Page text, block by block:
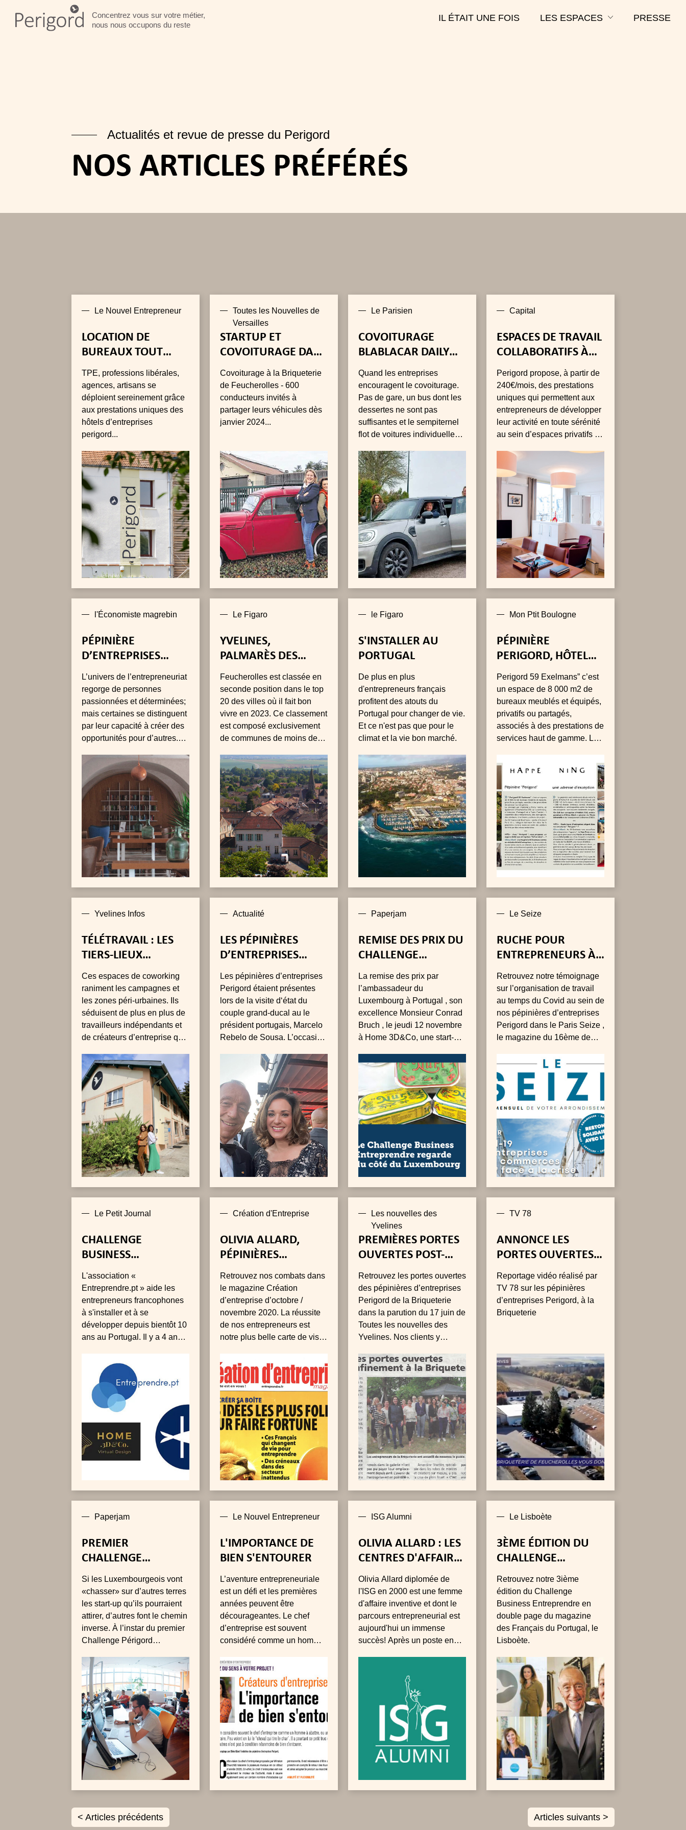
Concentrez vous sur votre métier,
nous nous occupons du reste
IL ÉTAIT UNE FOIS LES ESPACES PRESSE
Actualités et revue de presse du Perigord
NOS ARTICLES PRÉFÉRÉS
Le Nouvel Entrepreneur
LOCATION DE
BUREAUX TOUT
INCLUS À PRIX
MODÉRÉ EN RÉGION
PARISIENNE
TPE, professions libérales,
agences, artisans se
déploient sereinement grâce
aux prestations uniques des
hôtels d’entreprises
perigord...
Toutes les Nouvelles de
Versailles
STARTUP ET
COVOITURAGE DANS
LES YVELINES GRÂCE
AU PERIGORD
Covoiturage à la Briqueterie
de Feucherolles - 600
conducteurs invités à
partager leurs véhicules dès
janvier 2024...
Le Parisien
COVOITURAGE
BLABLACAR DAILY
PLAINE DE
VERSAILLES
Quand les entreprises
encouragent le covoiturage.
Pas de gare, un bus dont les
dessertes ne sont pas
suffisantes et le sempiternel
flot de voitures individuelles
Feucherolles, ce constat a
conduit deux entreprises à
sceller un accord pour
favoriser le covoiturage de
leurs salariés.
Capital
ESPACES DE TRAVAIL
COLLABORATIFS À
PARIS
Perigord propose, à partir de
240€/mois, des prestations
uniques qui permettent aux
entrepreneurs de développer
leur activité en toute sérénité
au sein d’espaces privatifs de
l'Économiste magrebin
PÉPINIÈRE
D’ENTREPRISES
PARC DU BELVÉDÈRE
À TUNIS
L’univers de l’entrepreneuriat
regorge de personnes
passionnées et déterminées;
mais certaines se distinguent
par leur capacité à créer des
opportunités pour d’autres.
figures inspirantes, une
entrepreneure visionnaire...
Le Figaro
YVELINES,
PALMARÈS DES
VILLES OÙ IL FAIT
BON VIVRE
Feucherolles est classée en
seconde position dans le top
20 des villes où il fait bon
vivre en 2023. Ce classement
est composé exclusivement
de communes de moins de
révèlent, dans l'ensemble,
avoir de très bons résultats
en termes de sécurité et de
taux de commerces par
habitant.
le Figaro
S'INSTALLER AU
PORTUGAL
De plus en plus
d'entrepreneurs français
profitent des atouts du
Portugal pour changer de vie.
Et ce n'est pas que pour le
climat et la vie bon marché.
Mon Ptit Boulogne
PÉPINIÈRE
PERIGORD, HÔTEL
D’ENTREPRISES
ÉQUIPÉS
Perigord 59 Exelmans” c’est
un espace de 8 000 m2 de
bureaux meublés et équipés,
privatifs ou partagés,
associés à des prestations de
services haut de gamme. Le
16ème, et également à
Feucherolles (78), au
Luxembourg, à Lisbonne
(Portugal) et à Tunis
(Tunisie).
Yvelines Infos
TÉLÉTRAVAIL : LES
TIERS-LIEUX
S’ANCRENT DANS LES
YVELINES
Ces espaces de coworking
raniment les campagnes et
les zones péri-urbaines. Ils
séduisent de plus en plus de
travailleurs indépendants et
de créateurs d’entreprise qui
« faire » ensemble. C’était
déjà le cas avant la crise
sanitaire, mais depuis le
confinement le rapport des
Français au travail et à
l’entreprise, connaît une
mutation sans précédent.
Actualité
LES PÉPINIÈRES
D’ENTREPRISES
PERIGORD ÉTAIENT
PRÉSENTES LORS DE
LA VISITE D‘ÉTAT DU
COUPLE GRAND-
DUCAL
Les pépinières d’entreprises
Perigord étaient présentes
lors de la visite d‘état du
couple grand-ducal au le
président portugais, Marcelo
Rebelo de Sousa. L’occasion
réaffirmer, une fois encore,
l’amitié forte qui les unit : ce
lien bilatéral sans équivalent.
Paperjam
REMISE DES PRIX DU
CHALLENGE
PERIGORD
LUXEMBOURG !
La remise des prix par
l’ambassadeur du
Luxembourg à Portugal , son
excellence Monsieur Conrad
Bruch , le jeudi 12 novembre
à Home 3D&Co, une start-up
Caroline Ruszkiewicz , qui
réalise des visites
immobilières en 3D et des
missions de home staging
virtuelles.
Le Seize
RUCHE POUR
ENTREPRENEURS À
PARIS 16ÈME
Retrouvez notre témoignage
sur l’organisation de travail
au temps du Covid au sein de
nos pépinières d’entreprises
Perigord dans le Paris Seize ,
le magazine du 16ème de
Le Petit Journal
CHALLENGE
BUSINESS
ENTREPRENDRE -
LES FINALISTES
L'association «
Entreprendre.pt » aide les
entrepreneurs francophones
à s'installer et à se
développer depuis bientôt 10
ans au Portugal. Il y a 4 ans,
Business Entreprendre »
avec un comité de
personnalités du monde
fiscal, juridique, social et
économique qui s'est étoffé
au cours des années.
Création d'Entreprise
OLIVIA ALLARD,
PÉPINIÈRES
D’ENTREPRISES
PERIGORD
Retrouvez nos combats dans
le magazine Création
d’entreprise d’octobre /
novembre 2020. La réussite
de nos entrepreneurs est
notre plus belle carte de visite
Les nouvelles des
Yvelines
PREMIÈRES PORTES
OUVERTES POST-
CONFINEMENT À LA
BRIQUETERIE
Retrouvez les portes ouvertes
des pépinières d’entreprises
Perigord de la Briqueterie
dans la parution du 17 juin de
Toutes les nouvelles des
Yvelines. Nos clients y
de leur utilisation des lieux ,
des ateliers et bureaux
meublés clés en mains, sans
engagement
TV 78
ANNONCE LES
PORTES OUVERTES
DES PÉPINIÈRES
D’ENTREPRISES
Reportage vidéo réalisé par
TV 78 sur les pépinières
d’entreprises Perigord, à la
Briqueterie
Paperjam
PREMIER
CHALLENGE
PÉRIGORD À VENIR
Si les Luxembourgeois vont
«chasser» sur d’autres terres
les start-up qu’ils pourraient
attirer, d’autres font le chemin
inverse. À l’instar du premier
Challenge Périgord
voudrait aller se développer
en France ou au Portugal.
Le Nouvel Entrepreneur
L'IMPORTANCE DE
BIEN S'ENTOURER
L’aventure entrepreneuriale
est un défi et les premières
années peuvent être
décourageantes. Le chef
d’entreprise est souvent
considéré comme un homme
truc en plus que les autres
n’ont pas à condition
néanmoins de bien
s’entourer.
ISG Alumni
OLIVIA ALLARD : LES
CENTRES D'AFFAIRES
PERIGORD
Olivia Allard diplomée de
l'ISG en 2000 est une femme
d'affaire inventive et dont le
parcours entrepreneurial est
aujourd'hui un immense
succès! Après un poste en
françaises à l’export, elle se
spécialise pour la « french
Tech » et se passionne pour
l'entrepreneuriat, publiant
régulièrement des articles.
Le Lisboète
3ÈME ÉDITION DU
CHALLENGE
BUSINESS
ENTREPRENDRE
Retrouvez notre 3ième
édition du Challenge
Business Entreprendre en
double page du magazine
des Français du Portugal, le
Lisboète.
< Articles précédents Articles suivants >